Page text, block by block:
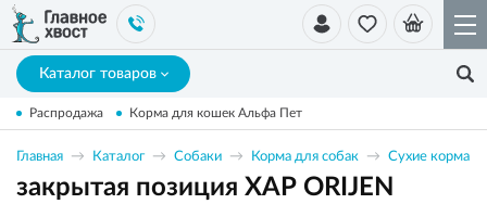
Каталог товаров
Распродажа Корма для кошек Альфа Пет
Главная Каталог Собаки Корма для собак Сухие корма
закрытая позиция ХАР ORIJEN